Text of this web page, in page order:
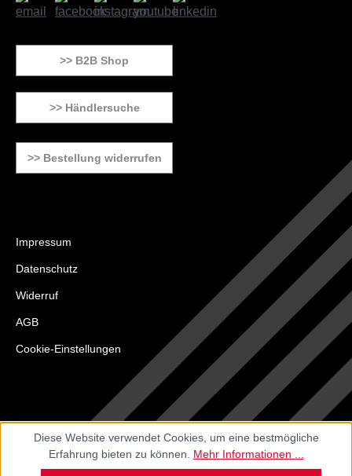
>> B2B Shop
>> Händlersuche
>> Bestellung widerrufen
Impressum
Datenschutz
Widerruf
AGB
Cookie-Einstellungen
Diese Website verwendet Cookies, um eine bestmögliche
Erfahrung bieten zu können. Mehr Informationen ...